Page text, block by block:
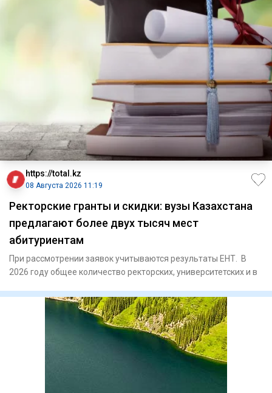
https://total.kz
08 Августа 2026 11:19
Ректорские гранты и скидки: вузы Казахстана
предлагают более двух тысяч мест
абитуриентам
При рассмотрении заявок учитываются результаты ЕНТ. В
2026 году общее количество ректорских, университетских и в